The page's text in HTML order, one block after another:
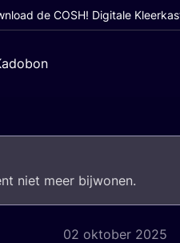
de COSH! Digitale
niet meer bijwonen.
02 oktober 2025